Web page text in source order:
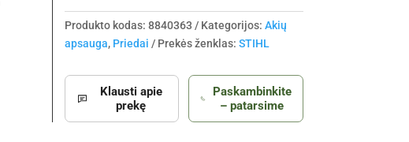
Produkto kodas: 8840363 Kategorijos: Akių
apsauga, Priedai Prekės ženklas: STIHL
Klausti apie
prekę
Paskambinkite
– patarsime